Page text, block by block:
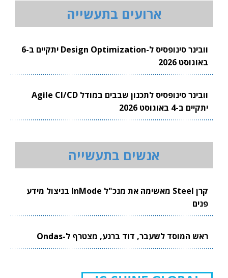
ארועים בתעשייה
וובינר סינופסיס ל-Design Optimization יתקיים ב-6
באוגוסט 2026
וובינר סינופסיס לתכנון שבבים במודל Agile CI/CD
יתקיים ב-4 באוגוסט 2026
אנשים בתעשייה
קרן Steel מאשימה את מנכ"ל InMode בניצול מידע
פנים
ראש המוסד לשעבר, דוד ברנע, מצטרף ל-Ondas